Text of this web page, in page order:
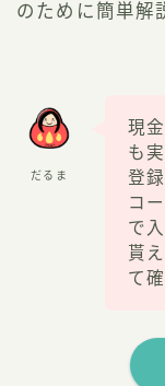
のために簡単解
だるま
現
も
登
コ
で
貰
て